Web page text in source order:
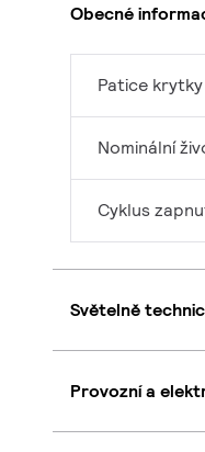
Obecné
Patice krytky
Nominální
Cyklus
Světelně
Provozní a